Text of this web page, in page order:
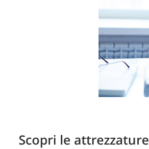
Scopri le attrezzature